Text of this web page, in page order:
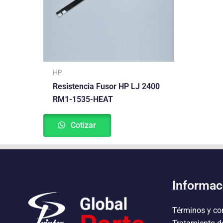
HP
Resistencia Fusor HP LJ 2400
RM1-1535-HEAT
Cotizar
Términos y